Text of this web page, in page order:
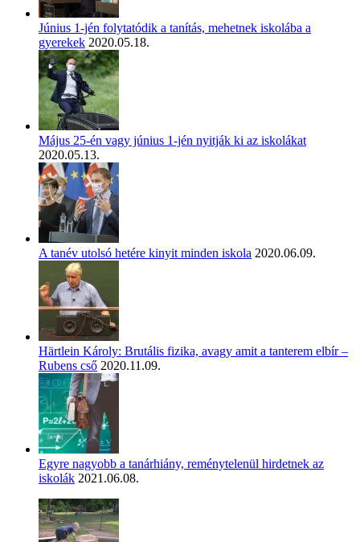
Június 1-jén folytatódik a tanítás, mehetnek iskolába a
gyerekek 2020.05.18.
Május 25-én vagy június 1-jén nyitják ki az iskolákat
2020.05.13.
A tanév utolsó hetére kinyit minden iskola 2020.06.09.
Härtlein Károly: Brutális fizika, avagy amit a tanterem elbír –
Rubens cső 2020.11.09.
Egyre nagyobb a tanárhiány, reménytelenül hirdetnek az
iskolák 2021.06.08.